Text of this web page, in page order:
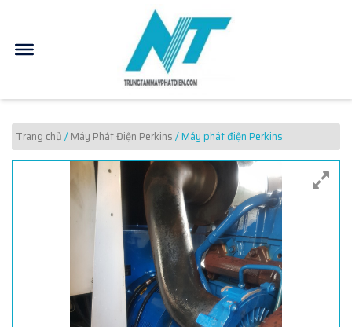
Trang chủ/Máy Phát Điện Perkins/ Máy phát điện Perkins